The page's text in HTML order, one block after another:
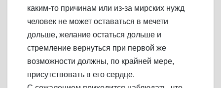
каким-то причинам или из-за мирских нужд
человек не может оставаться в мечети
дольше, желание остаться дольше и
стремление вернуться при первой же
возможности должны, по крайней мере,
присутствовать в его сердце.